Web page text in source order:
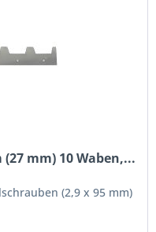
mm) 10 Waben,...
(2,9 x 95 mm)